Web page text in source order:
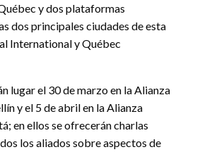
y dos plataformas
dos principales ciudades de esta
International y Québec
lugar el 30 de marzo en la Alianza
y el 5 de abril en la Alianza
en ellos se ofrecerán charlas
los aliados sobre aspectos de